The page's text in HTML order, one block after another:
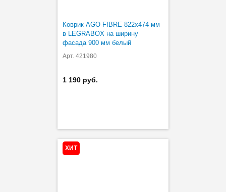
Коврик AGO-FIBRE 822х474 мм
в LEGRABOX на ширину
фасада 900 мм белый
Арт. 421980
1 190 руб.
ХИТ